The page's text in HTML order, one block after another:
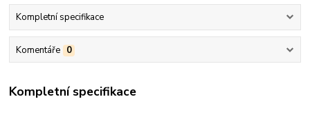
Kompletní specifikace
Komentáře 0
Kompletní specifikace